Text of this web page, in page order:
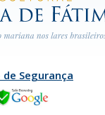
Segurança